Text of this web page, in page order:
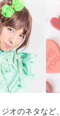
オのネタなど